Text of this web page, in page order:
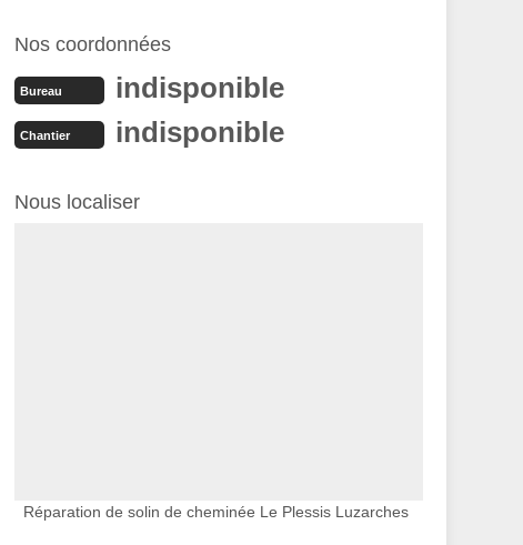
Nos coordonnées
Bureau indisponible
Chantier indisponible
Nous localiser
Réparation de solin de cheminée Le Plessis Luzarches